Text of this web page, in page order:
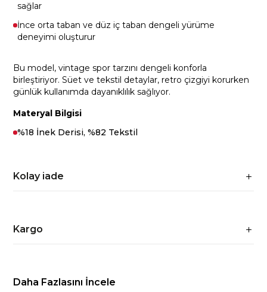
sağlar
İnce orta taban ve düz iç taban dengeli yürüme
deneyimi oluşturur
Bu model, vintage spor tarzını dengeli konforla
birleştiriyor. Süet ve tekstil detaylar, retro çizgiyi korurken
günlük kullanımda dayanıklılık sağlıyor.
Materyal Bilgisi
%18 İnek Derisi, %82 Tekstil
Kolay iade
Kargo
Daha Fazlasını İncele